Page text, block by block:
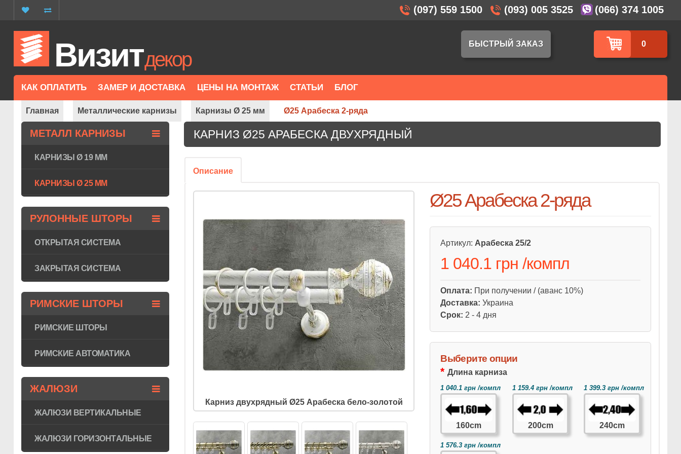
КАРНИЗ Ø25 АРАБЕСКА ДВУХРЯДНЫЙ
Описание
Карниз двухрядный Ø25 Арабеска бело-золотой
Ø25 Арабеска 2-ряда
Артикул: Арабеска 25/2
1 040.1 грн/компл
Оплата: При получении / (аванс 10%)
Доставка: Украина
Срок: 2 - 4 дня
Выберите опции
Длина карниза
1 040.1 грн /компл
160cm
1 159.4 грн /компл
200cm
1 399.3 грн /компл
240cm
1 576.3 грн /компл
МЕТАЛЛ КАРНИЗЫ
КАРНИЗЫ Ø 19 ММ
КАРНИЗЫ Ø 25 ММ
РУЛОННЫЕ ШТОРЫ
ОТКРЫТАЯ СИСТЕМА
ЗАКРЫТАЯ СИСТЕМА
РИМСКИЕ ШТОРЫ
РИМСКИЕ ШТОРЫ
РИМСКИЕ АВТОМАТИКА
ЖАЛЮЗИ
ЖАЛЮЗИ ВЕРТИКАЛЬНЫЕ
ЖАЛЮЗИ ГОРИЗОНТAЛЬНЫЕ
Главная Металлические карнизы Карнизы Ø 25 мм Ø25 Арабеска 2-ряда
(097) 559 1500 (093) 005 3525 (066) 374 1005
Визитдекор
БЫСТРЫЙ ЗАКАЗ 0
КАК ОПЛАТИТЬ ЗАМЕР И ДОСТАВКА ЦЕНЫ НА МОНТАЖ СТАТЬИ БЛОГ